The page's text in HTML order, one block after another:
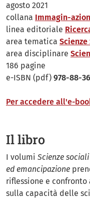
agosto 2021
collana Immagin-
linea editoriale
area tematica
area disciplinare
186 pagine
e-ISBN (pdf) 978-88-
Per accedere all'e-
Il libro
I volumi Scienze
ed emancipazione
riflessione e
sulla capacità delle